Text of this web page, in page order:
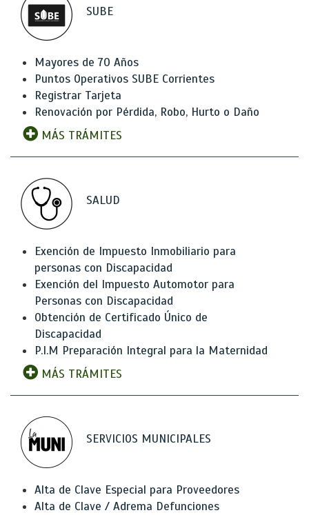
SUBE
Mayores de 70 Años
Puntos Operativos SUBE Corrientes
Registrar Tarjeta
Renovación por Pérdida, Robo, Hurto o Daño
MÁS TRÁMITES
SALUD
Exención de Impuesto Inmobiliario para
personas con Discapacidad
Exención del Impuesto Automotor para
Personas con Discapacidad
Obtención de Certificado Único de
Discapacidad
P.I.M Preparación Integral para la Maternidad
MÁS TRÁMITES
SERVICIOS MUNICIPALES
Alta de Clave Especial para Proveedores
Alta de Clave / Adrema Defunciones